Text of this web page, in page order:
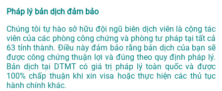
Pháp lý bản dịch đảm bảo
Chúng tôi tự hào sở hữu đội ngũ biên dịch viên là cộng tác
viên của các phòng công chứng và phòng tư pháp tại tất cả
63 tỉnh thành. Điều này đảm bảo rằng bản dịch của bạn sẽ
được công chứng thuận lợi và đúng theo quy định pháp lý.
Bản dịch tại DTMT có giá trị pháp lý toàn quốc và được
100% chấp thuận khi xin visa hoặc thực hiện các thủ tục
hành chính khác.